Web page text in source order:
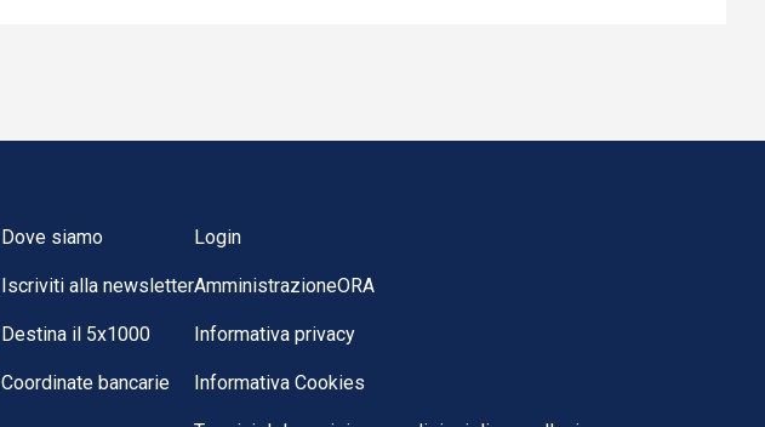
Dove siamo
Iscriviti alla newsletter
Destina il 5x1000
Coordinate bancarie
Login
AmministrazioneORA
Informativa privacy
Informativa Cookies